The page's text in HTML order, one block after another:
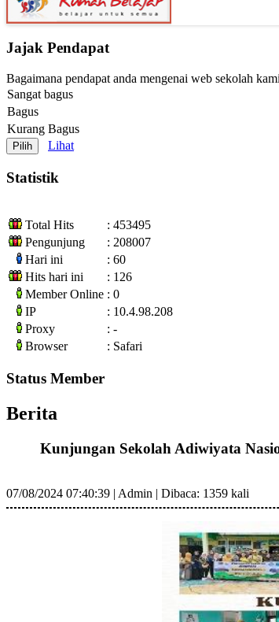
Jajak Pendapat
Bagaimana pendapat anda mengenai web sekolah
Sangat bagus
Bagus
Kurang Bagus
Lihat
Statistik
Total Hits
: 453495
Pengunjung
: 208007
Hari ini
: 60
Hits hari ini
: 126
Member Online : 0
IP
: 10.4.98.208
Proxy
: -
Browser
: Safari
Status Member
Berita
Kunjungan Sekolah Adiwiyata
07/08/2024 07:40:39 | Admin | Dibaca: 1359 kali